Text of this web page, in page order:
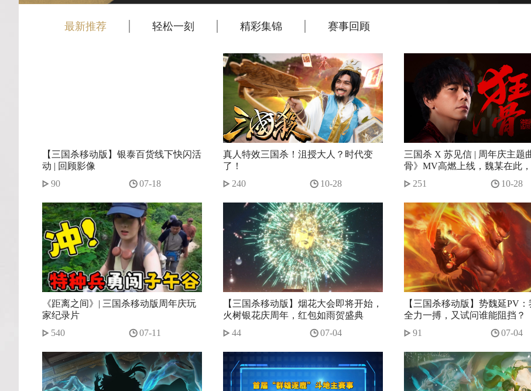
最新推荐 轻松一刻 精彩集锦 赛事回顾
【三国杀移动版】银泰百货线下快闪活
动 | 回顾影像
90
07-18
真人特效三国杀！沮授大人？时代变
了！
240
10-28
三国杀 X 苏见信 | 周年庆主题
骨》MV高燃上线，魏某在此
251 10-28
《距离之间》| 三国杀移动版周年庆玩
家纪录片
540
07-11
【三国杀移动版】烟花大会即将开始，
火树银花庆周年，红包如雨贺盛典
44
07-04
【三国杀移动版】势魏延PV
全力一搏，又试问谁能阻挡？
91
07-04